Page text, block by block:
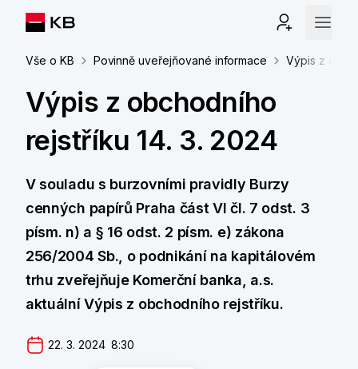
Vše o KB Povinně uveřejňované informace Výpis z
Výpis z obchodního
rejstříku 14. 3. 2024
V souladu s burzovními pravidly Burzy
cenných papírů Praha část VI čl. 7 odst. 3
písm. n) a § 16 odst. 2 písm. e) zákona
256/2004 Sb., o podnikání na kapitálovém
trhu zveřejňuje Komerční banka, a.s.
aktuální Výpis z obchodního rejstříku.
22. 3. 2024  8:30